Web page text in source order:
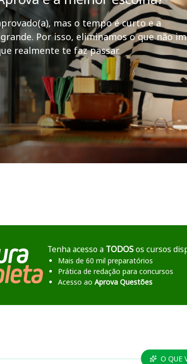
mas o tempo é curto e a
Por isso, eliminamos o que não
realmente te faz passar.
no concurso
Tenha acesso a TODOSos cursos
Mais de 60 mil preparatórios
Prática de redação para concursos
Acesso ao Aprova Questões
O QUE